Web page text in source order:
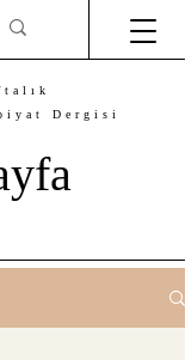
Dergisi